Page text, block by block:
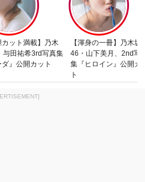
カット満載】乃木
与田祐希3rd写真集
ダ』公開カット
【渾身の一冊】乃木坂
46・山下美月、2nd写
集『ヒロイン』公開カ
ト